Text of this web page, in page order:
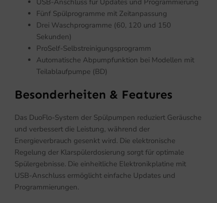
Fünf Spülprogramme mit Zeitanpassung
Drei Waschprogramme (60, 120 und 150
Sekunden)
ProSelf-Selbstreinigungsprogramm
Automatische Abpumpfunktion bei Modellen mit
Teilablaufpumpe (BD)
Besonderheiten & Features
Das DuoFlo-System der Spülpumpen reduziert Geräusche
und verbessert die Leistung, während der
Energieverbrauch gesenkt wird. Die elektronische
Regelung der Klarspülerdosierung sorgt für optimale
Spülergebnisse. Die einheitliche Elektronikplatine mit
USB-Anschluss ermöglicht einfache Updates und
Programmierungen.